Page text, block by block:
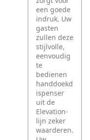
een goede
indruk. Uw
gasten
zullen deze
stijlvolle,
eenvoudig
te
bedienen
handdoekd
ispenser
uit de
Elevation-
lijn zeker
waarderen.